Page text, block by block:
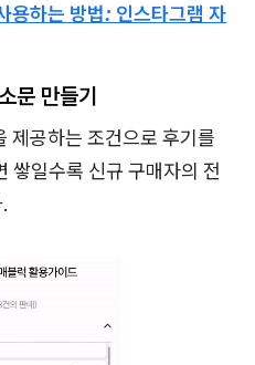
용하는 방법: 인스타그램 자
문 만들기
제공하는 조건으로 후기를
쌓일수록 신규 구매자의 전